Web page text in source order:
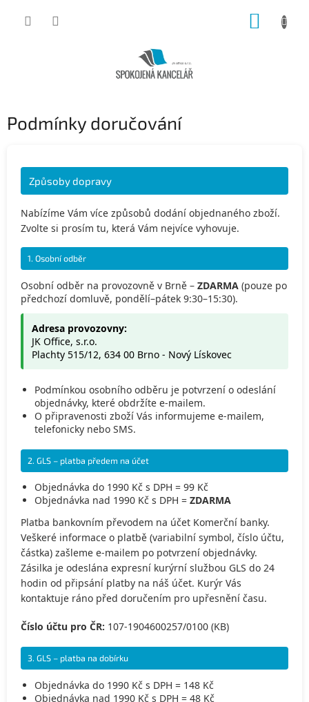
Podmínky doručování
Způsoby dopravy
Nabízíme Vám více způsobů dodání objednaného zboží.
Zvolte si prosím tu, která Vám nejvíce vyhovuje.
1. Osobní odběr
Osobní odběr na provozovně v Brně – ZDARMA (pouze po
předchozí domluvě, pondělí–pátek 9:30–15:30).
Adresa provozovny:
JK Office, s.r.o.
Plachty 515/12, 634 00 Brno - Nový Lískovec
Podmínkou osobního odběru je potvrzení o odeslání
objednávky, které obdržíte e-mailem.
O připravenosti zboží Vás informujeme e-mailem,
telefonicky nebo SMS.
2. GLS – platba předem na účet
Objednávka do 1990 Kč s DPH = 99 Kč
Objednávka nad 1990 Kč s DPH = ZDARMA
Platba bankovním převodem na účet Komerční banky.
Veškeré informace o platbě (variabilní symbol, číslo účtu,
částka) zašleme e-mailem po potvrzení objednávky.
Zásilka je odeslána expresní kurýrní službou GLS do 24
hodin od připsání platby na náš účet. Kurýr Vás
kontaktuje ráno před doručením pro upřesnění času.
Číslo účtu pro ČR: 107-1904600257/0100 (KB)
3. GLS – platba na dobírku
Objednávka do 1990 Kč s DPH = 148 Kč
Objednávka nad 1990 Kč s DPH = 48 Kč